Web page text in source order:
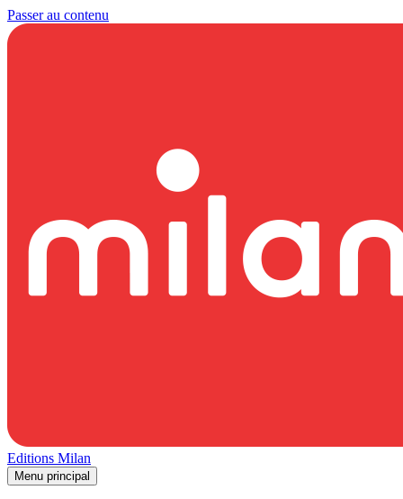
Passer au contenu
Editions Milan
Menu principal